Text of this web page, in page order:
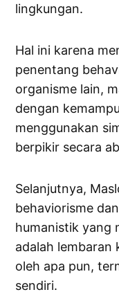
lingkungan.
Hal ini karena
penentang
organisme lain,
dengan
menggunakan
berpikir secara
Selanjutnya,
behaviorisme
humanistik yang
adalah lembaran
oleh apa pun,
sendiri.